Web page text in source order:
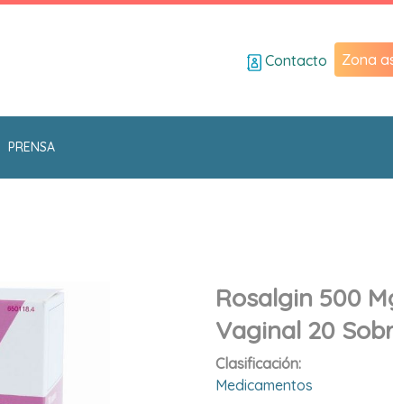
Contacto Zona
PRENSA
Rosalgin 500
Vaginal 20
Clasificación:
Medicamentos